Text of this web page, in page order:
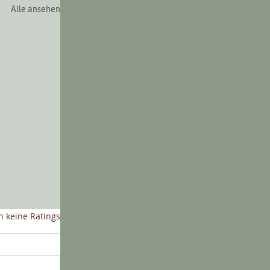
Alle ansehen
bewertet.
keine Ratings